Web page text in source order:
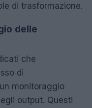
di trasformazione.
delle
che
di
monitoraggio
output. Questi